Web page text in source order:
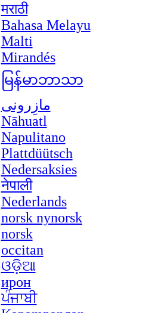
मराठी
Bahasa Melayu
Malti
Mirandés
မြန်မာဘာသာ
مازِرونی
Nāhuatl
Napulitano
Plattdüütsch
Nedersaksies
नेपाली
Nederlands
norsk nynorsk
norsk
occitan
ଓଡ଼ିଆ
ирон
ਪੰਜਾਬੀ